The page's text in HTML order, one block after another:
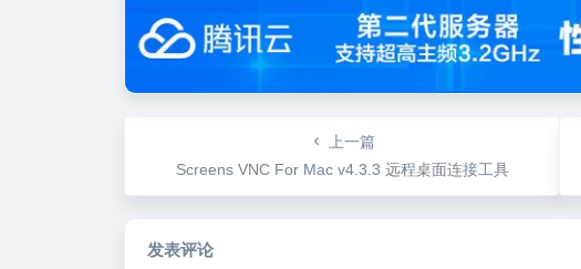
上一篇
Screens VNC For Mac v4.3.3 远程桌面连接工具
发表评论